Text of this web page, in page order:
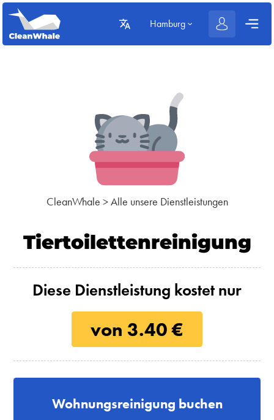
Hamburg
CleanWhale >Alle unsere Dienstleistungen
Tiertoilettenreinigung
Diese Dienstleistung kostet nur
von 3.40 €
Wohnungsreinigung buchen